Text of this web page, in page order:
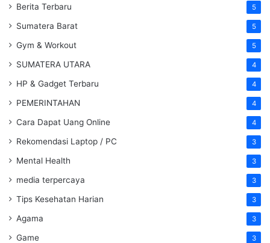
Berita Terbaru 5
Sumatera Barat 5
Gym & Workout 5
SUMATERA UTARA 4
HP & Gadget Terbaru 4
PEMERINTAHAN 4
Cara Dapat Uang Online 4
Rekomendasi Laptop / PC 3
Mental Health 3
media terpercaya 3
Tips Kesehatan Harian 3
Agama 3
Game 3